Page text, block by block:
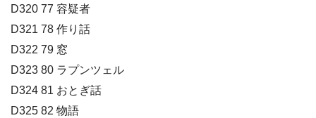
D320 77 容疑者
D321 78 作り話
D322 79 窓
D323 80 ラプンツェル
D324 81 おとぎ話
D325 82 物語